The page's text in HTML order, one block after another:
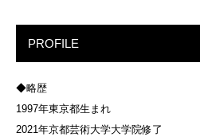
PROFILE
◆略歴
1997年東京都生まれ
2021年京都芸術大学大学院修了